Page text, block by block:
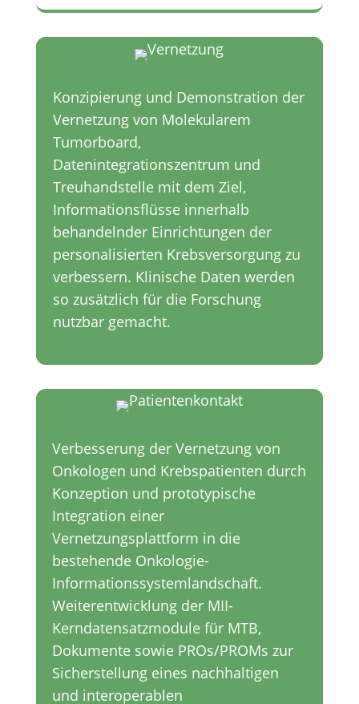
Konzipierung und Demonstration der
Vernetzung von Molekularem
Tumorboard,
Datenintegrationszentrum und
Treuhandstelle mit dem Ziel,
Informationsflüsse innerhalb
behandelnder Einrichtungen der
personalisierten Krebsversorgung zu
verbessern. Klinische Daten werden
so zusätzlich für die Forschung
nutzbar gemacht.
Verbesserung der Vernetzung von
Onkologen und Krebspatienten durch
Konzeption und prototypische
Integration einer
Vernetzungsplattform in die
bestehende Onkologie-
Informationssystemlandschaft.
Weiterentwicklung der MII-
Kerndatensatzmodule für MTB,
Dokumente sowie PROs/PROMs zur
Sicherstellung eines nachhaltigen
und interoperablen